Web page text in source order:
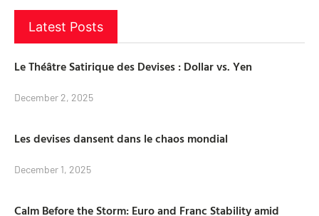
Latest Posts
Le Théâtre Satirique des Devises : Dollar vs. Yen
December 2, 2025
Les devises dansent dans le chaos mondial
December 1, 2025
Calm Before the Storm: Euro and Franc Stability amid